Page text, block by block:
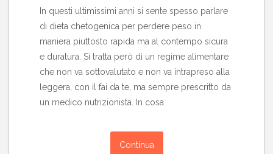
In questi ultimissimi anni si sente spesso parlare
di dieta chetogenica per perdere peso in
maniera piuttosto rapida ma al contempo sicura
e duratura. Si tratta però di un regime alimentare
che non va sottovalutato e non va intrapreso alla
leggera, con il fai da te, ma sempre prescritto da
un medico nutrizionista. In cosa
Continua